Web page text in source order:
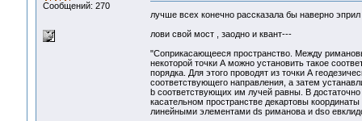
Сообщений: 270
лучше всех конечно рассказала бы наверно
лови свой мост , заодно и квант---
"Соприкасающееся пространство. Между
некоторой точки А можно установить такое
порядка. Для этого проводят из точки А
соответствующего направления, а затем
b соответствующих им лучей равны. В
касательном пространстве декартовы
линейными элементами ds риманова и dso